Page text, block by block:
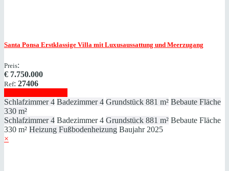
Santa Ponsa Erstklassige Villa mit Luxusaussattung und Meerzugang
Preis:
€ 7.750.000
Ref: 27406
Schlafzimmer 4 Badezimmer 4 Grundstück 881 m² Bebaute Fläche
330 m²
Schlafzimmer 4 Badezimmer 4 Grundstück 881 m² Bebaute Fläche
330 m² Heizung Fußbodenheizung Baujahr 2025
×